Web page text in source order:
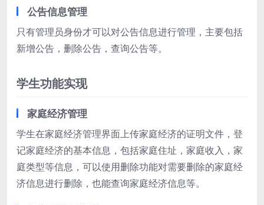
公告信息管理
只有管理员身份才可以对公告信息进行管理，主要包括
新增公告，删除公告，查询公告等。
学生功能实现
家庭经济管理
学生在家庭经济管理界面上传家庭经济的证明文件，登
记家庭经济的基本信息，包括家庭住址，家庭收入，家
庭类型等信息，可以使用删除功能对需要删除的家庭经
济信息进行删除，也能查询家庭经济信息等。